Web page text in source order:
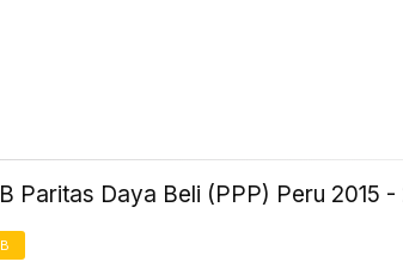
Paritas Daya Beli (PPP) Peru 2015